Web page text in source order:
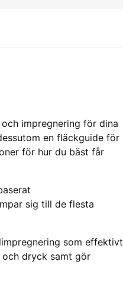
impregnering för dina
en fläckguide för
för hur du bäst får
sig till de flesta
som effektivt
dryck samt gör